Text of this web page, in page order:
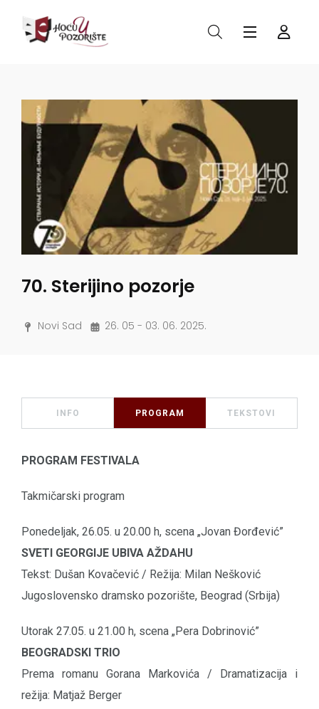
70. Sterijino pozorje
Novi Sad 26. 05 - 03. 06. 2025.
INFO PROGRAM TEKSTOVI
PROGRAM FESTIVALA
Takmičarski program
Ponedeljak, 26.05. u 20.00 h, scena „Jovan Đorđević”
SVETI GEORGIJE UBIVA AŽDAHU
Tekst: Dušan Kovačević / Režija: Milan Nešković
Jugoslovensko dramsko pozorište, Beograd (Srbija)
Utorak 27.05. u 21.00 h, scena „Pera Dobrinović”
BEOGRADSKI TRIO
Prema romanu Gorana Markovića / Dramatizacija i
režija: Matjaž Berger